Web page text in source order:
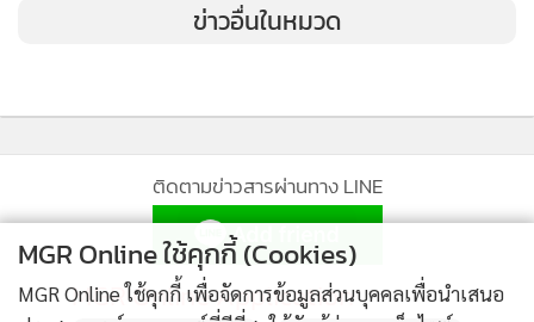
ล่าสุดจัดกิจกรรมวิ่งการกุศล “ESSO RUN: 125 ปี โดยรายได้จาก
จังหวัดชลบุรี โครงการความร่วมมือด้านสุขภาพต่างๆ และงาน
มหกรรมสุขภาพนครแหลมฉบังในครั้งนี้ เกิดจากความมุ่งมั่น
ตั้งใจให้ทุกคนมีสุขภาพดี มีเครื่องมือทางการแพทย์ที่เหมาะสม
ให้ทุกท่านสามารถรู้เท่าทันโรค ลดความเสี่ยงในการเกิดโรคร้าย
แรง และสามารถดูแลสุขภาพตนเองได้อย่างถูกต้อง
ข่าวอื่นในหมวด
ติดตามข่าวสารผ่านทาง LINE
MGR Online Application
MGR Online ใช้คุกกี้ (Cookies)
MGR Online ใช้คุกกี้ เพื่อจัดการข้อมูลส่วนบุคคลเพื่อนำเสนอ